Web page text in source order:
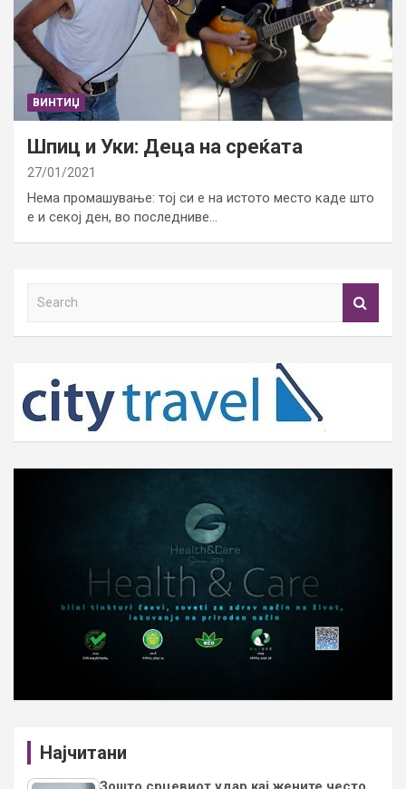
ВИНТИЏ
Шпиц и Уки: Деца на среќата
27/01/2021
Нема промашување: тој си е на истото место каде што
е и секој ден, во последниве…
h
Најчитани